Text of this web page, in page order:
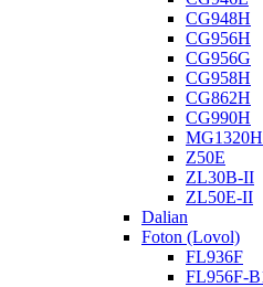
CG948H
CG956H
CG956G
CG958H
CG862H
CG990H
MG1320H
Z50E
ZL30B-II
ZL50E-II
Dalian
Foton (Lovol)
FL936F
FL956F-